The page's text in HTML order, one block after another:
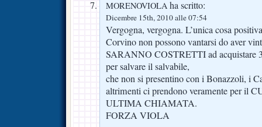
MORENOVIOLA ha scritto:
Dicembre 15th, 2010 alle 07:54
Vergogna, vergogna. L’unica cosa
Corvino non possono vantarsi do aver
SARANNO COSTRETTI ad acquistare
per salvare il salvabile,
che non si presentino con i Bonazzoli, i
altrimenti ci prendono veramente per il
ULTIMA CHIAMATA.
FORZA VIOLA